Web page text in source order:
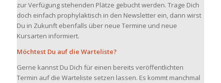
zur Verfügung stehenden Plätze gebucht werden. Trage Dich
doch einfach prophylaktisch in den Newsletter ein, dann wirst
Du in Zukunft ebenfalls über neue Termine und neue
Kursarten informiert.
Möchtest Du auf die Warteliste?
Gerne kannst Du Dich für einen bereits veröffentlichten
Termin auf die Warteliste setzen lassen. Es kommt manchmal